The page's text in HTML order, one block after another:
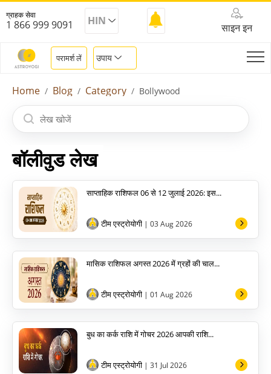
ग्राहक सेवा
1 866 999 9091 HIN
साइन इन
परामर्श लें उपाय
Home Blog Category Bollywood
बॉलीवुड लेख
साप्ताहिक राशिफल 06 से 12 जुलाई 2026: इस...
टीम एस्ट्रोयोगी | 03 Aug 2026
मासिक राशिफल अगस्त 2026 में ग्रहों की चाल...
टीम एस्ट्रोयोगी | 01 Aug 2026
बुध का कर्क राशि में गोचर 2026 आपकी राशि...
टीम एस्ट्रोयोगी | 31 Jul 2026